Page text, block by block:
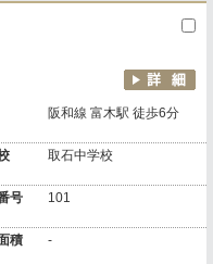
阪和線 富木駅 徒歩6分
取石中学校
号 101
積 -